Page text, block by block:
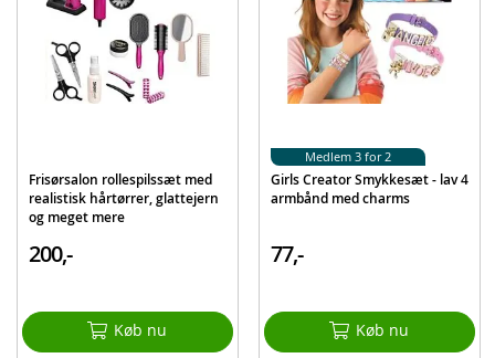
Produktdetaljer S4714-MBK386
7040698724256
Mærke Girls Creator
Frisørsalon rollespilssæt med
realistisk hårtørrer, glattejern
og meget mere
200,-
Køb nu
Girls Creator Smykkesæt - lav 4
armbånd med charms
77,-
Køb nu
Medlem 3 for 2